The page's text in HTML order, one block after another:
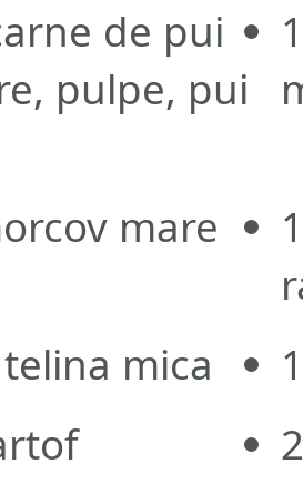
de pui
pulpe, pui
mare
telina mica